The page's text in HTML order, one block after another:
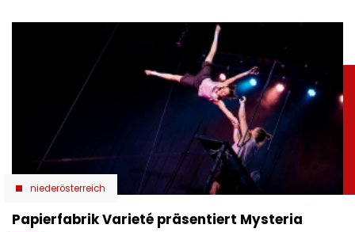
niederösterreich
Papierfabrik Varieté präsentiert Mysteria